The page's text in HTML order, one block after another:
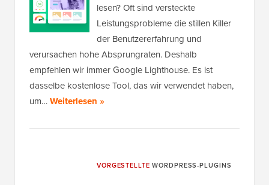
lesen? Oft sind versteckte
Leistungsprobleme die stillen Killer
der Benutzererfahrung und
verursachen hohe Absprungraten. Deshalb
empfehlen wir immer Google Lighthouse. Es ist
dasselbe kostenlose Tool, das wir verwendet haben,
um…Weiterlesen »
VORGESTELLTE WORDPRESS-PLUGINS